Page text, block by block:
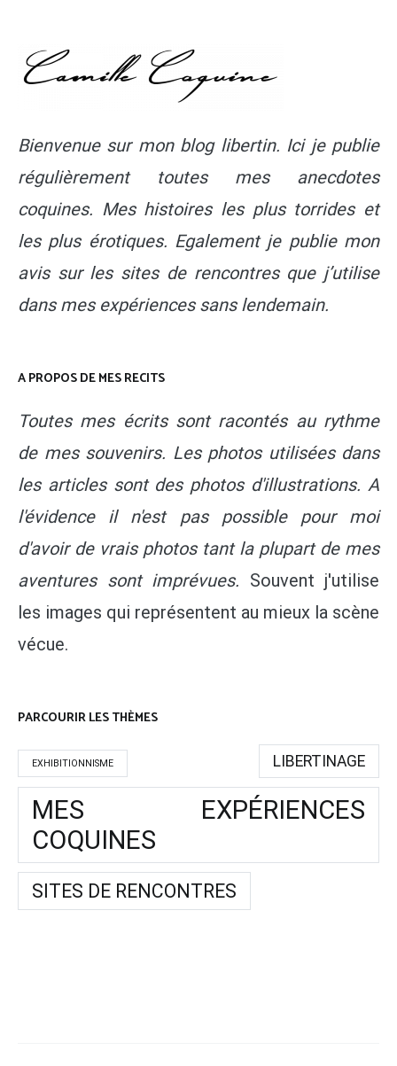
Bienvenue sur mon blog libertin. Ici je publie
régulièrement toutes mes anecdotes
coquines. Mes histoires les plus torrides et
les plus érotiques. Egalement je publie mon
avis sur les sites de rencontres que j’utilise
dans mes expériences sans lendemain.
A PROPOS DE MES RECITS
Toutes mes écrits sont racontés au rythme
de mes souvenirs. Les photos utilisées dans
les articles sont des photos d'illustrations. A
l'évidence il n'est pas possible pour moi
d'avoir de vrais photos tant la plupart de mes
aventures sont imprévues. Souvent j'utilise
les images qui représentent au mieux la scène
vécue.
PARCOURIR LES THÈMES
EXHIBITIONNISME LIBERTINAGE
MES EXPÉRIENCES
COQUINES
SITES DE RENCONTRES